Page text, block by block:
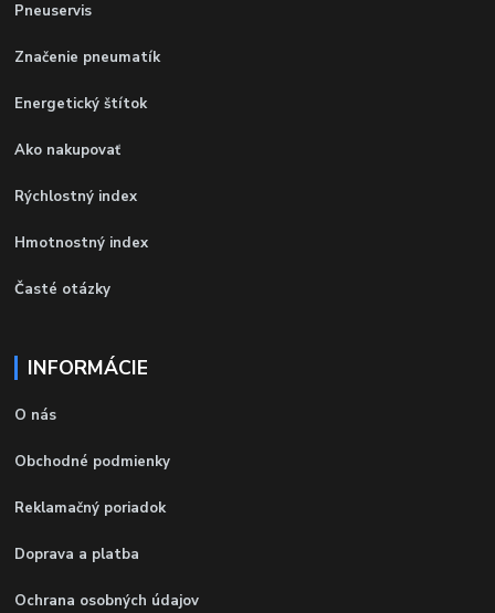
Pneuservis
Značenie pneumatík
Energetický štítok
Ako nakupovať
Rýchlostný index
Hmotnostný index
Časté otázky
INFORMÁCIE
O nás
Obchodné podmienky
Reklamačný poriadok
Doprava a platba
Ochrana osobných údajov